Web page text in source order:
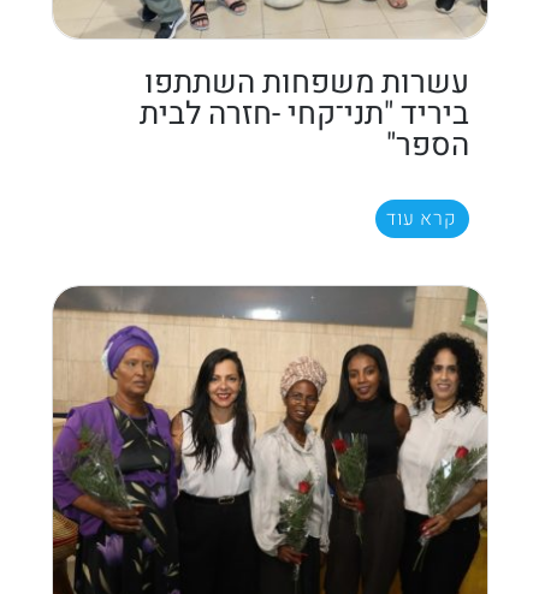
עשרות משפחות השתתפו
ביריד "תני־קחי -חזרה לבית
הספר"
קרא עוד